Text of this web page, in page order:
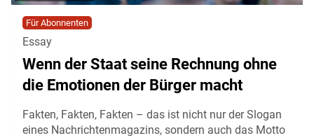
Für Abonnenten
Essay
Wenn der Staat seine Rechnung ohne
die Emotionen der Bürger macht
Fakten, Fakten, Fakten – das ist nicht nur der Slogan
eines Nachrichtenmagazins, sondern auch das Motto